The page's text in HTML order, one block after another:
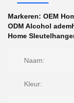
Markeren: OEM
ODM Alcohol
Home
Naam:
Kleur: